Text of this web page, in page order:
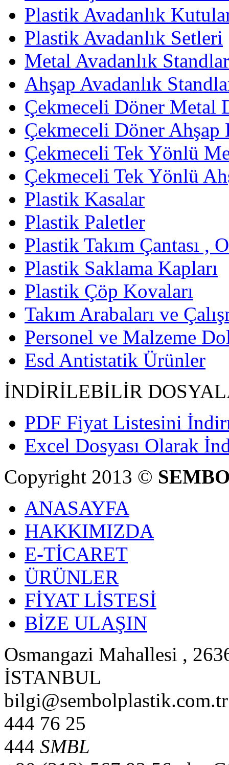
Plastik Avadanlık
Plastik Avadanlık Setleri
Metal Avadanlık
Ahşap Avadanlık
Çekmeceli Döner Metal
Çekmeceli Döner Ahşap
Çekmeceli Tek Yönlü
Çekmeceli Tek Yönlü
Plastik Kasalar
Plastik Paletler
Plastik Takım Çantası ,
Plastik Saklama Kapları
Plastik Çöp Kovaları
Takım Arabaları ve
Personel ve Malzeme
Esd Antistatik Ürünler
İNDİRİLEBİLİR
PDF Fiyat Listesini
Excel Dosyası Olarak
Copyright 2013 ©
ANASAYFA
HAKKIMIZDA
E-TİCARET
ÜRÜNLER
FİYAT LİSTESİ
BİZE ULAŞIN
Osmangazi Mahallesi ,
İSTANBUL
bilgi@sembolplastik.com.tr
444 76 25
444 SMBL